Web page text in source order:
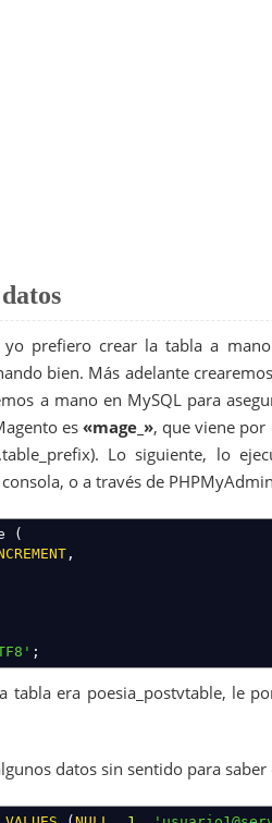
utilizar los controladores -->
el layout y las plantillas -->
el layout y las plantillas -->
sobre nuestro modelo
</resourceModel>
</table
prefiero crear la tabla a
bien. Más adelante
a mano en MySQL para
es«mage_», que viene
Lo siguiente, lo
o a través de
(
,
;
era poesia_postvtable, le
datos sin sentido para